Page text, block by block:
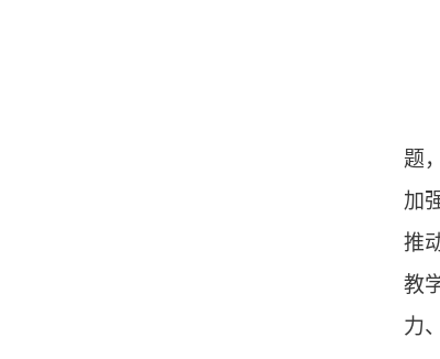
题
加
推
教
力